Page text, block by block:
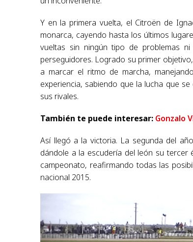
Y en la primera vuelta, el Citroën de
monarca, cayendo hasta los últimos
vueltas sin ningún tipo de problemas
perseguidores. Logrado su primer
a marcar el ritmo de marcha,
experiencia, sabiendo que la lucha que
sus rivales.
También te puede interesar: Gonzalo
Así llegó a la victoria. La segunda del
dándole a la escudería del león su
campeonato, reafirmando todas las
nacional 2015.